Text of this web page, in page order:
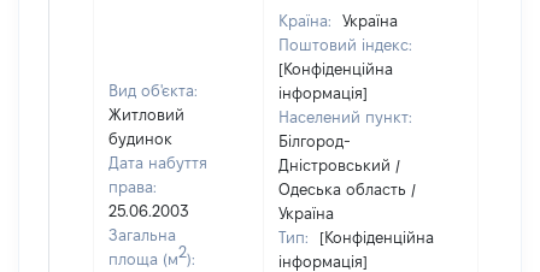
Вид об'єкта:
Житловий
будинок
Дата набуття
права:
25.06.2003
Загальна
площа (м2):
Країна:
Україна
Поштовий індекс:
[Конфіденційна
інформація]
Населений пункт:
Білгород-
Дністровський /
Одеська область /
Україна
Тип:
[Конфіденційна
інформація]